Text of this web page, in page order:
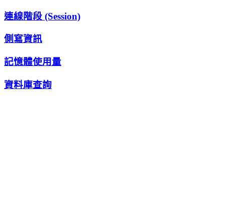
連線階段 (Session)
側寫資訊
記憶體使用量
資料庫查詢